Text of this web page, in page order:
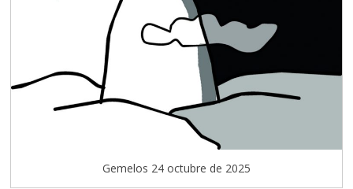
Gemelos 24 octubre de 2025